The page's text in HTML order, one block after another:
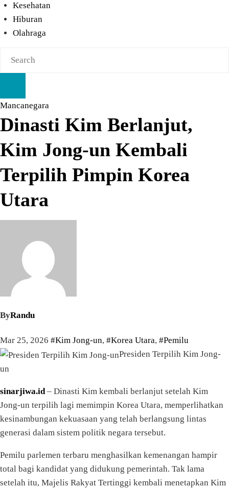
Kesehatan
Hiburan
Olahraga
Mancanegara
Dinasti Kim Berlanjut,
Kim Jong-un Kembali
Terpilih Pimpin Korea
Utara
ByRandu
Mar 25, 2026 #Kim Jong-un, #Korea Utara, #Pemilu
Presiden Terpilih Kim Jong-
un
sinarjiwa.id– Dinasti Kim kembali berlanjut setelah Kim
Jong-un terpilih lagi memimpin Korea Utara, memperlihatkan
kesinambungan kekuasaan yang telah berlangsung lintas
generasi dalam sistem politik negara tersebut.
Pemilu parlemen terbaru menghasilkan kemenangan hampir
total bagi kandidat yang didukung pemerintah. Tak lama
setelah itu, Majelis Rakyat Tertinggi kembali menetapkan Kim